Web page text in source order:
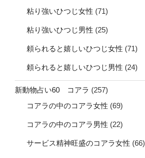
粘り強いひつじ女性 (71)
粘り強いひつじ男性 (25)
頼られると嬉しいひつじ女性 (71)
頼られると嬉しいひつじ男性 (24)
新動物占い60 コアラ (257)
コアラの中のコアラ女性 (69)
コアラの中のコアラ男性 (22)
サービス精神旺盛のコアラ女性 (66)